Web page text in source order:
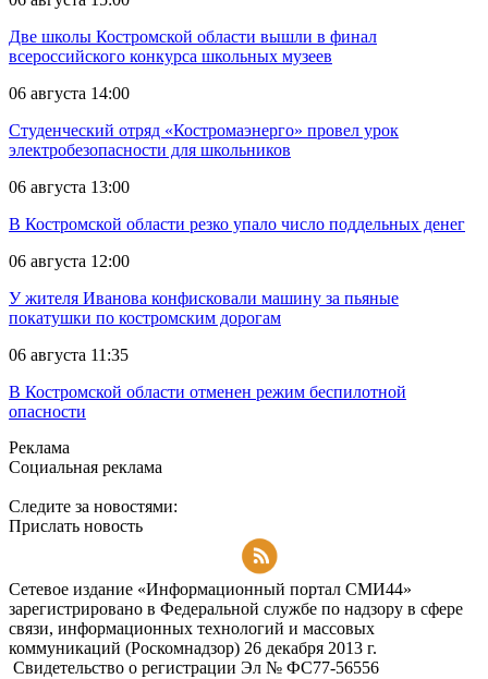
Две школы Костромской области вышли в финал
всероссийского конкурса школьных музеев
06 августа 14:00
Студенческий отряд «Костромаэнерго» провел урок
электробезопасности для школьников
06 августа 13:00
В Костромской области резко упало число поддельных денег
06 августа 12:00
У жителя Иванова конфисковали машину за пьяные
покатушки по костромским дорогам
06 августа 11:35
В Костромской области отменен режим беспилотной
опасности
Реклама
Социальная реклама
Следите за новостями:
Прислать новость
Сетевое издание «Информационный портал СМИ44»
зарегистрировано в Федеральной службе по надзору в сфере
связи, информационных технологий и массовых
коммуникаций (Роскомнадзор) 26 декабря 2013 г.
Свидетельство о регистрации Эл № ФC77-56556